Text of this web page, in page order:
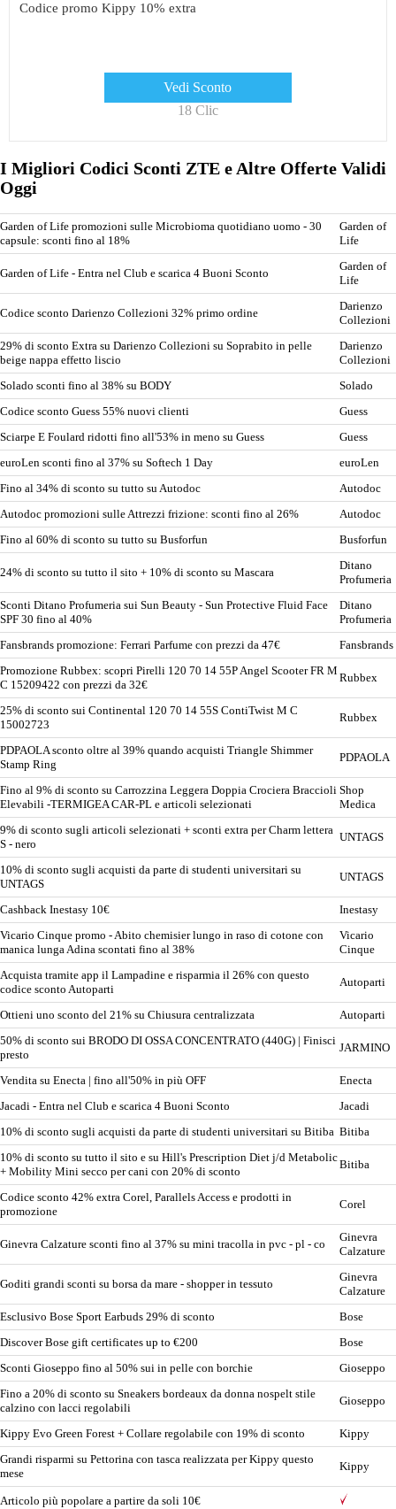
Codice promo Kippy 10% extra
Vedi Sconto
18 Clic
I Migliori Codici Sconti ZTE e Altre Offerte Validi
Oggi
Garden of Life promozioni sulle Microbioma quotidiano uomo - 30
capsule: sconti fino al 18%
Garden of
Life
Garden of Life - Entra nel Club e scarica 4 Buoni Sconto
Garden of
Life
Codice sconto Darienzo Collezioni 32% primo ordine
Darienzo
Collezioni
29% di sconto Extra su Darienzo Collezioni su Soprabito in pelle
beige nappa effetto liscio
Darienzo
Collezioni
Solado sconti fino al 38% su BODY
Solado
Codice sconto Guess 55% nuovi clienti
Guess
Sciarpe E Foulard ridotti fino all'53% in meno su Guess
Guess
euroLen sconti fino al 37% su Softech 1 Day
euroLen
Fino al 34% di sconto su tutto su Autodoc
Autodoc
Autodoc promozioni sulle Attrezzi frizione: sconti fino al 26%
Autodoc
Fino al 60% di sconto su tutto su Busforfun
Busforfun
24% di sconto su tutto il sito + 10% di sconto su Mascara
Ditano
Profumeria
Sconti Ditano Profumeria sui Sun Beauty - Sun Protective Fluid Face
SPF 30 fino al 40%
Ditano
Profumeria
Fansbrands promozione: Ferrari Parfume con prezzi da 47€
Fansbrands
Promozione Rubbex: scopri Pirelli 120 70 14 55P Angel Scooter FR M
C 15209422 con prezzi da 32€
Rubbex
25% di sconto sui Continental 120 70 14 55S ContiTwist M C
15002723
Rubbex
PDPAOLA sconto oltre al 39% quando acquisti Triangle Shimmer
Stamp Ring
PDPAOLA
Fino al 9% di sconto su Carrozzina Leggera Doppia Crociera Braccioli
Elevabili -TERMIGEA CAR-PL e articoli selezionati
Shop
Medica
9% di sconto sugli articoli selezionati + sconti extra per Charm lettera
S - nero
UNTAGS
10% di sconto sugli acquisti da parte di studenti universitari su
UNTAGS
UNTAGS
Cashback Inestasy 10€
Inestasy
Vicario Cinque promo - Abito chemisier lungo in raso di cotone con
manica lunga Adina scontati fino al 38%
Vicario
Cinque
Acquista tramite app il Lampadine e risparmia il 26% con questo
codice sconto Autoparti
Autoparti
Ottieni uno sconto del 21% su Chiusura centralizzata
Autoparti
50% di sconto sui BRODO DI OSSA CONCENTRATO (440G) | Finisci
presto
JARMINO
Vendita su Enecta | fino all'50% in più OFF
Enecta
Jacadi - Entra nel Club e scarica 4 Buoni Sconto
Jacadi
10% di sconto sugli acquisti da parte di studenti universitari su Bitiba Bitiba
10% di sconto su tutto il sito e su Hill's Prescription Diet j/d Metabolic
+ Mobility Mini secco per cani con 20% di sconto
Bitiba
Codice sconto 42% extra Corel, Parallels Access e prodotti in
promozione
Corel
Ginevra Calzature sconti fino al 37% su mini tracolla in pvc - pl - co
Ginevra
Calzature
Goditi grandi sconti su borsa da mare - shopper in tessuto
Ginevra
Calzature
Esclusivo Bose Sport Earbuds 29% di sconto
Bose
Discover Bose gift certificates up to €200
Bose
Sconti Gioseppo fino al 50% sui in pelle con borchie
Gioseppo
Fino a 20% di sconto su Sneakers bordeaux da donna nospelt stile
calzino con lacci regolabili
Gioseppo
Kippy Evo Green Forest + Collare regolabile con 19% di sconto
Kippy
Grandi risparmi su Pettorina con tasca realizzata per Kippy questo
mese
Kippy
Articolo più popolare a partire da soli 10€